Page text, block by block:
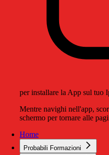
per installare la App sul tuo
Mentre navighi nell'app,
schermo per tornare alle
Home
Probabili Formazioni